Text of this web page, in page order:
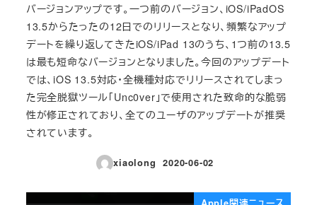
バージョンアップです。一つ前のバージョン、iOS/iPadOS
13.5からたったの12日でのリリースとなり、頻繁なアップ
デートを繰り返してきたiOS/iPad 13のうち、1つ前の13.5
は最も短命なバージョンとなりました。今回のアップデート
では、iOS 13.5対応・全機種対応でリリースされてしまっ
た完全脱獄ツール「Unc0ver」で使用された致命的な脆弱
性が修正されており、全てのユーザのアップデートが推奨
されています。
xiaolong
投稿日
2020-06-02